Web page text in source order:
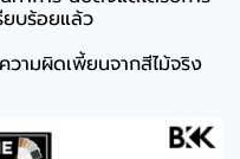
ยบร้อยแล้ว
ามผิดเพี้ยนจากสีไม้จริง